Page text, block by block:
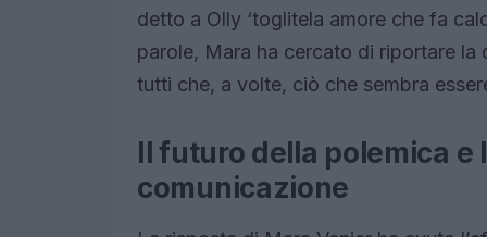
detto a Olly ‘toglitela amore che fa
parole, Mara ha cercato di riportare la
tutti che, a volte, ciò che sembra
Il futuro della polemica
comunicazione